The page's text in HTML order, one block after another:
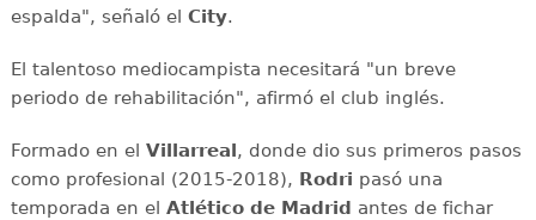
espalda", señaló el City.
El talentoso mediocampista necesitará "un breve
periodo de rehabilitación", afirmó el club inglés.
Formado en el Villarreal, donde dio sus primeros pasos
como profesional (2015-2018), Rodri pasó una
temporada en el Atlético de Madrid antes de fichar